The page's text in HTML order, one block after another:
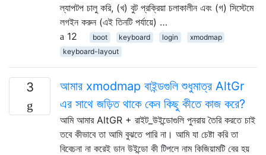
ল্যাপটপ চালু করি, (খ) বুট প্রক্রিয়া চলাকালীন এবং (গ) সিস্টেমে
লগইন করুন (এই তিনটি পর্যায়ে) …
12
boot keyboard login
xmodmap
keyboard-layout
3
আমার xmodmap বাইন্ডগুলি শুধুমাত্র AltGr
এর সাথে জড়িত থাকে কেন কিছু কীতে কাজ করে?
আমি আমার AltGR + রাইট_উইন্ডোগুলি পুনরায় তৈরি করতে চাই
তবে কীভাবে তা আমি বুঝতে পারি না। আমি যা চেষ্টা করি তা
বিবেচনা না করেই ডান উইন্ডো কী টিপলে নাম কিজিয়ামটি বের হয়